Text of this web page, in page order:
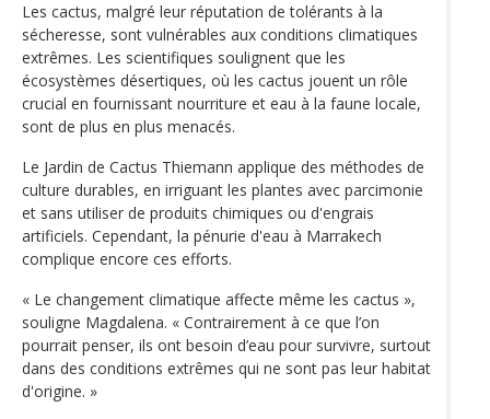
Les cactus, malgré leur réputation de tolérants à la
sécheresse, sont vulnérables aux conditions climatiques
extrêmes. Les scientifiques soulignent que les
écosystèmes désertiques, où les cactus jouent un rôle
crucial en fournissant nourriture et eau à la faune locale,
sont de plus en plus menacés.
Le Jardin de Cactus Thiemann applique des méthodes de
culture durables, en irriguant les plantes avec parcimonie
et sans utiliser de produits chimiques ou d'engrais
artificiels. Cependant, la pénurie d'eau à Marrakech
complique encore ces efforts.
« Le changement climatique affecte même les cactus »,
souligne Magdalena. « Contrairement à ce que l’on
pourrait penser, ils ont besoin d’eau pour survivre, surtout
dans des conditions extrêmes qui ne sont pas leur habitat
d'origine. »